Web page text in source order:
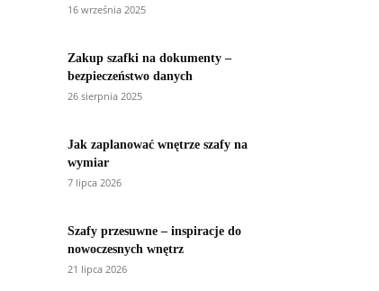
16 września 2025
Zakup szafki na dokumenty –
bezpieczeństwo danych
26 sierpnia 2025
Jak zaplanować wnętrze szafy na
wymiar
7 lipca 2026
Szafy przesuwne – inspiracje do
nowoczesnych wnętrz
21 lipca 2026